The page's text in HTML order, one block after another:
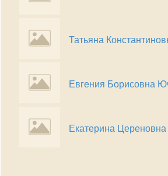
Татьяна
Евгения Борисовна
Екатерина